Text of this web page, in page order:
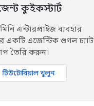
কুইকস্টার্ট
এন্টারপ্রাইজ ব্যবহার
একটি এজেন্টিক গুগল চ্যাট
তৈরি করুন।
টিউটোরিয়াল খুলুন